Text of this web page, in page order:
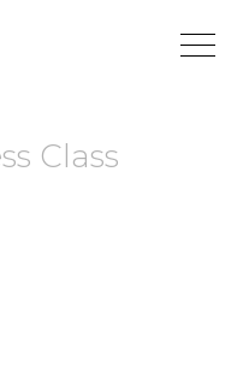
Class